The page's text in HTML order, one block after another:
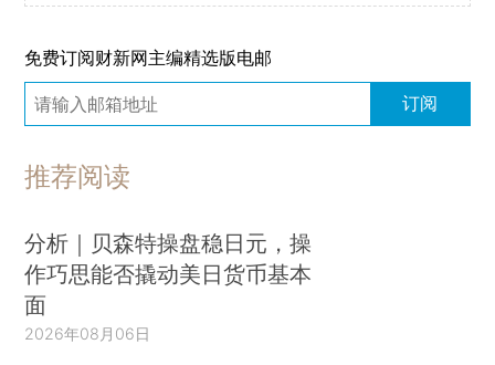
免费订阅财新网主编精选版电邮
订阅
推荐阅读
分析｜贝森特操盘稳日元，操
作巧思能否撬动美日货币基本
面
2026年08月06日